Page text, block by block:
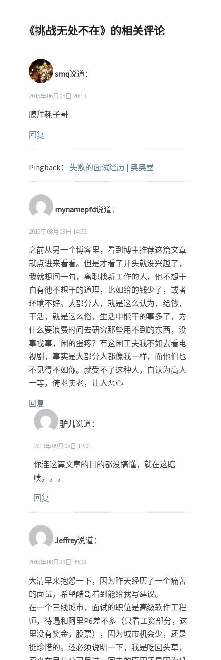
《挑战无处不在》的相关评论
smq说道：
2015年06月05日 20:19
膜拜耗子哥
回复
Pingback： 失败的面试经历 | 奥奥屋
mynamepfd说道：
2015年08月09日 14:55
之前从另一个博客里，看到博主推荐这篇文章
就点进来看看。但是才看了开头就没兴趣了，
我就想问一句，离职找新工作的人，他不想干
自有他不想干的道理，比如给的钱少了，或者
环境不好。大部分人，就是这么认为，给钱，
干活，就是这么俗，生活中能干的事多了，为
什么要浪费时间去研究那些用不到的东西，没
事找事，闲的蛋疼？有这闲工夫我不如去看电
视剧，事实是大部分人都像我一样，而他们也
不见得不如你。就受不了这种人，自认为高人
一等，倚老卖老，让人恶心
回复
驴儿说道：
2019年09月05日 12:01
你连这篇文章的目的都没搞懂，就在这瞎
喷。。。
回复
Jeffrey说道：
2015年08月28日 09:03
大清早来抱怨一下，因为昨天经历了一个痛苦
的面试，希望酷哥看到能给我写建议。
在一个三线城市，面试的职位是高级软件工程
师，待遇和阿里P6差不多（只看工资部分，这
里没有奖金，股票），因为城市机会少，还是
挺珍惜的。还必须说明一下，我是吃回头草，